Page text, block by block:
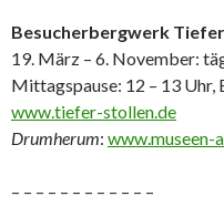
Besucherbergwerk
19. März – 6. November:
Mittagspause: 12 – 13 Uhr,
www.tiefer-stollen.de
Drumherum: www.museen-
– – – – – – – – – – – –